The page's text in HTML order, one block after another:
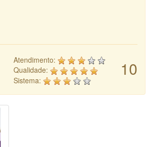
10
Atendimento:
Qualidade:
Sistema: